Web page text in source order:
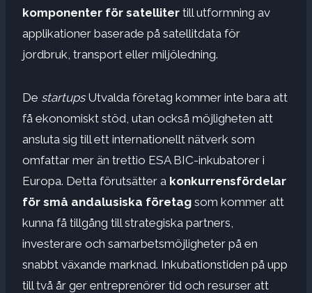
komponenter för satelliter till utformning av
applikationer baserade på satellitdata för
jordbruk, transport eller miljöledning.
De startupsUtvalda företag kommer inte bara att
få ekonomiskt stöd, utan också möjligheten att
ansluta sig till ett internationellt nätverk som
omfattar mer än trettio ESA BIC-inkubatorer i
Europa. Detta förutsätter a konkurrensfördelar
för små andalusiska företag som kommer att
kunna få tillgång till strategiska partners,
investerare och samarbetsmöjligheter på en
snabbt växande marknad. Inkubationstiden på upp
till två år ger entreprenörer tid och resurser att